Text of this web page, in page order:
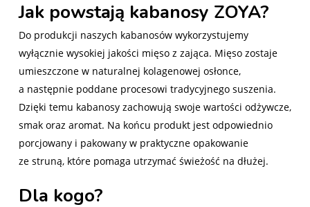
Jak powstają kabanosy ZOYA?
Do produkcji naszych kabanosów wykorzystujemy
wyłącznie wysokiej jakości mięso z zająca. Mięso zostaje
umieszczone w naturalnej kolagenowej osłonce,
a następnie poddane procesowi tradycyjnego suszenia.
Dzięki temu kabanosy zachowują swoje wartości odżywcze,
smak oraz aromat. Na końcu produkt jest odpowiednio
porcjowany i pakowany w praktyczne opakowanie
ze struną, które pomaga utrzymać świeżość na dłużej.
Dla kogo?